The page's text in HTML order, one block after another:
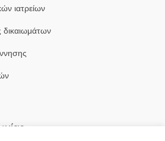
ιατρείων
δικαιωμάτων